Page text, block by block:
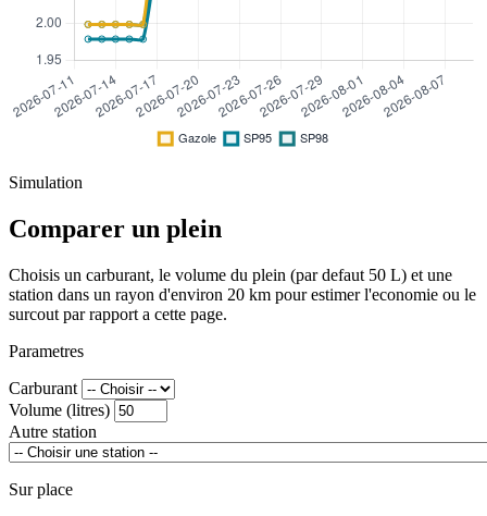
Simulation
Comparer un plein
Choisis un carburant, le volume du plein (par defaut 50 L) et une
station dans un rayon d'environ 20 km pour estimer l'economie ou le
surcout par rapport a cette page.
Parametres
Carburant
Volume (litres)
Autre station
Sur place